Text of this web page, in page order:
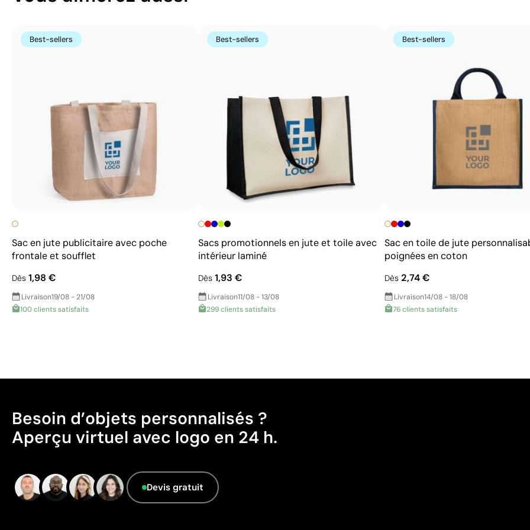
couleurs unies intenses et très résistantes, même sur
Possibilité d’impression des couleurs Pantone®
exactes
Couleurs plates intenses avec bonne opacité
Résistance supérieure à un transfert digital
Idéal pour vêtements nécessitant des lavages
fréquents
Best-sellers
Sac en jute publicitaire avec poche
frontale et soufflet
Dès 1,98 €
Livraison19/08 - 21/08
100 clients satisfaits
Best-sellers
Sacs promotionnels en jute et toile avec
intérieur laminé
Dès1,93 €
Livraison11/08 - 13/08
299 clients satisfaits
Best-sellers
Sac en toile de jute
poignées en coton
Dès2,74 €
Livraison14/08 - 18/08
76 clients satisfaits
Besoin d’objets personnalisés ?
Aperçu virtuel avec logo en 24 h.
Devis gratuit